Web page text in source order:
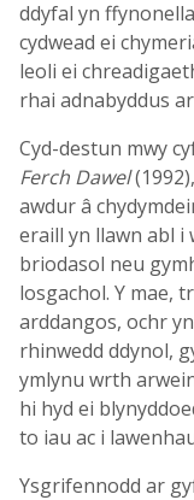
ddyfal yn
cydwead ei
leoli ei
rhai adnabyddus
Cyd-destun mwy
Ferch Dawel
awdur â
eraill yn llawn abl
briodasol neu
losgachol. Y mae,
arddangos, ochr
rhinwedd ddynol,
ymlynu wrth
hi hyd ei
to iau ac i
Ysgrifennodd ar